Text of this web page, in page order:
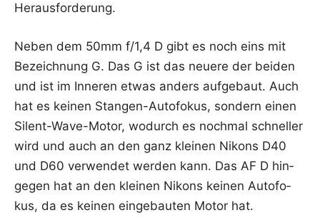
Herausforderung.
Neben dem 50mm f/1,4 D gibt es noch eins mit
Bezeich­nung G. Das G ist das neue­re der bei­den
und ist im Inne­ren etwas anders auf­ge­baut. Auch
hat es kei­nen Stan­gen-Auto­fo­kus, son­dern einen
Silent-Wave-Motor, wodurch es noch­mal schnel­ler
wird und auch an den ganz klei­nen Nikons D40
und D60 ver­wen­det wer­den kann. Das AF D hin­
ge­gen hat an den klei­nen Nikons kei­nen Auto­fo­
kus, da es kei­nen ein­ge­bau­ten Motor hat.